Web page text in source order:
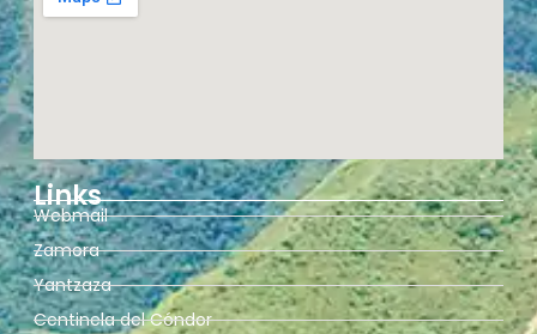
Links
Webmail
Zamora
Yantzaza
Centinela del Cóndor